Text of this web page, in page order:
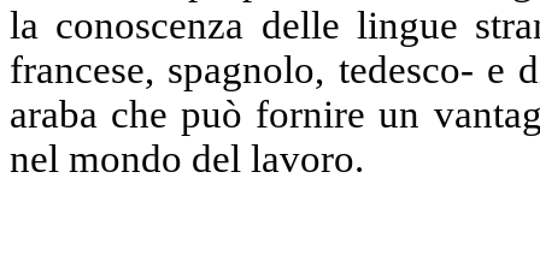
la conoscenza delle lingue
francese, spagnolo, tedesco-
araba che può fornire un
nel mondo del lavoro.